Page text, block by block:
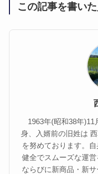
この記事を書いた
1963年(昭和38年
身、入婿前の旧姓は
を努めております。
健全でスムーズな運
ならびに新商品・新